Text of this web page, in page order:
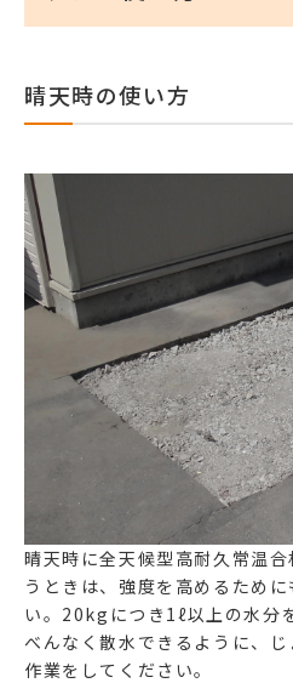
晴天時の使い方
晴天時に全天候型高耐久常温
うときは、強度を高めるため
い。20kgにつき1ℓ以上の水分
べんなく散水できるように、
作業をしてください。